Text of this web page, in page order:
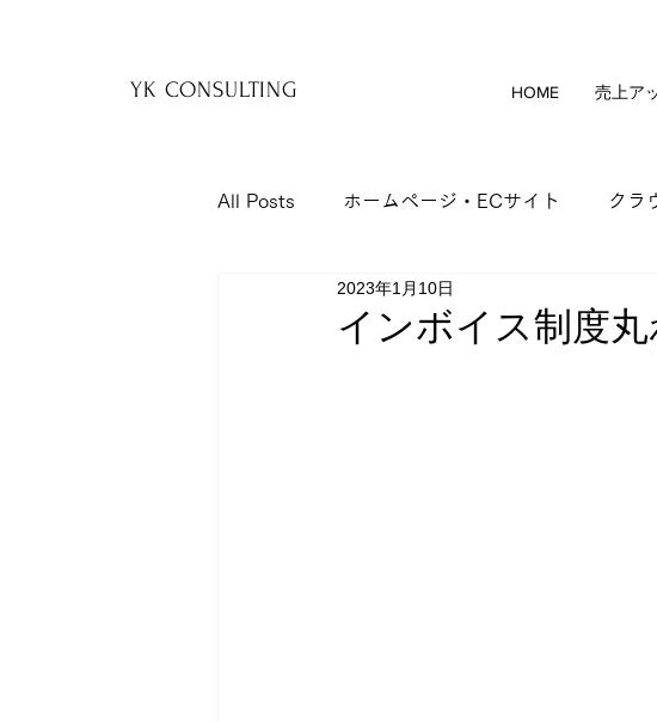
YK CONSULTING HOME 売上ア
All Posts ホームページ・ECサイト クラ
セミナー
インボイス制度
2023年1月10日